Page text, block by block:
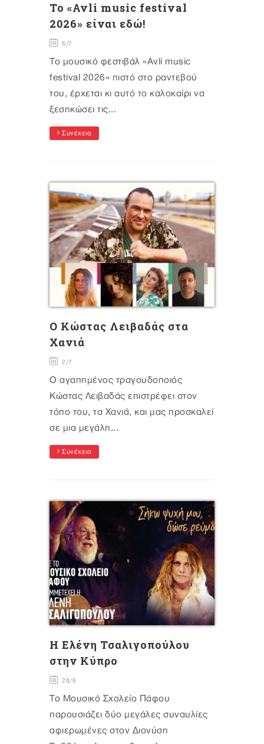
To «Avli music festival
2026» είναι εδώ!
6/7
Το μουσικό φεστιβάλ «Avli music
festival 2026» πιστό στο ραντεβού
του, έρχεται κι αυτό το καλοκαίρι να
ξεσηκώσει τις...
Συνέχεια
O Κώστας Λειβαδάς στα
Χανιά
2/7
Ο αγαπημένος τραγουδοποιός
Κώστας Λειβαδάς επιστρέφει στον
τόπο του, τα Χανιά, και μας προσκαλεί
σε μια μεγάλη...
Συνέχεια
Η Ελένη Τσαλιγοπούλου
στην Κύπρο
28/6
Το Μουσικό Σχολείο Πάφου
παρουσιάζει δύο μεγάλες συναυλίες
αφιερωμένες στον Διονύση